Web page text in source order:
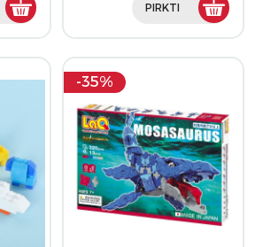
PIRKTI
-35%